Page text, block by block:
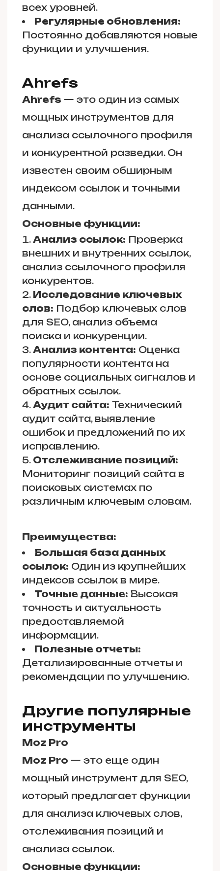
всех уровней.
Регулярные обновления:
Постоянно добавляются новые
функции и улучшения.
Ahrefs
Ahrefs — это один из самых
мощных инструментов для
анализа ссылочного профиля
и конкурентной разведки. Он
известен своим обширным
индексом ссылок и точными
данными.
Основные функции:
Анализ ссылок: Проверка
внешних и внутренних ссылок,
анализ ссылочного профиля
конкурентов.
Исследование ключевых
слов: Подбор ключевых слов
для SEO, анализ объема
поиска и конкуренции.
Анализ контента: Оценка
популярности контента на
основе социальных сигналов и
обратных ссылок.
Аудит сайта: Технический
аудит сайта, выявление
ошибок и предложений по их
исправлению.
Отслеживание позиций:
Мониторинг позиций сайта в
поисковых системах по
различным ключевым словам.
Преимущества:
Большая база данных
ссылок: Один из крупнейших
индексов ссылок в мире.
Точные данные: Высокая
точность и актуальность
предоставляемой
информации.
Полезные отчеты:
Детализированные отчеты и
рекомендации по улучшению.
Другие популярные
инструменты
Moz Pro
Moz Pro — это еще один
мощный инструмент для SEO,
который предлагает функции
для анализа ключевых слов,
отслеживания позиций и
анализа ссылок.
Основные функции: